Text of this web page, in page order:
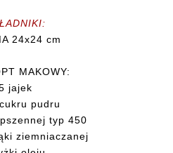
24x24 cm
MAKOWY:
jajek
pudru
typ 450
ziemniaczanej